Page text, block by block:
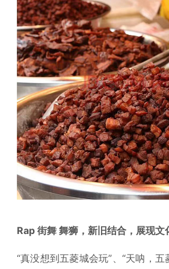
Rap 街舞 舞狮，新旧结合，展现文
“真没想到五菱城会玩”、“天呐，